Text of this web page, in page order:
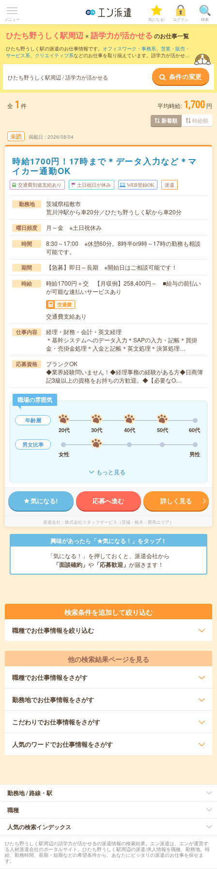
メニュー 気になる! ログイン 検索
ひたち野うしく駅周辺 ×語学力が活かせる のお仕事一覧
ひたち野うしく駅の派遣のお仕事情報です。 オフィスワーク・事務系、 営業・販売・
サービス系、 クリエイティブ系などのお仕事を取り揃えています。語学力が活かせる
ひたち野うしく駅周辺 / 語学力が活かせる 条件の変更
全 1 件 平均時給: 1,700 円
新着順 時給順
未読 掲載日 2026/08/04
時給1700円！17時まで＊データ入力など＊マ
イカー通勤OK
交通費別途支給あり 土日祝日が休み WEB登録OK 派遣
勤務地
茨城県稲敷市
荒川沖駅から車20分／ひたち野うしく駅から車20分
曜日頻度 月～金 ※土日祝休み
時間
8:30～17:00 ※休憩60分。8時半or9時～17時の勤務も相談
可能です。
期間 【急募】即日～長期 ※開始日はご相談可能です！
時給
時給1700円＋交 【月収例】258,400円～ ■給与の前払い
が可能な速払いサービスあり
交通費
交通費支給あり
仕事内容
経理・財務・会計・英文経理
＊基幹システムへのデータ入力＊SAPの入力・記帳＊買掛
金・売掛金処理＊入金と記帳＊英文処理＊決算処理…
応募資格
ブランクOK
◆業界経験問いません！◆経理事務の経験がある方◆日商簿
記3級以上の資格をお持ちの方歓迎。◆【必要なO…
職場の雰囲気
年齢層
20代
30代 40代 50代
60代
男女比率
女性
男性
もっと見る
気になる! 応募へ進む 詳しく見る
派遣会社 株式会社スタッフサービス（茨城・栃木・群馬エリア）
興味があったら「★気になる！」をタップ！
「気になる！」を押しておくと、派遣会社から
「面談確約」 や 「応募歓迎」 が届きます！
検索条件を追加して絞り込む
職種でお仕事情報を絞り込む
他の検索結果ページを見る
職種でお仕事情報をさがす
勤務地でお仕事情報をさがす
こだわりでお仕事情報をさがす
人気のワードでお仕事情報をさがす
勤務地 / 路線・駅
職種
人気の検索インデックス
ひたち野うしく駅周辺の語学力が活かせるの派遣情報の検索結果。エン派遣は、エンが運営す
る人材派遣会社のポータルサイト。ひたち野うしく駅周辺の派遣/求人情報を職種、勤務地、時
給、勤務時間、長期・短期などの希望条件から、あなたにピッタリの派遣のお仕事を探せま
す。